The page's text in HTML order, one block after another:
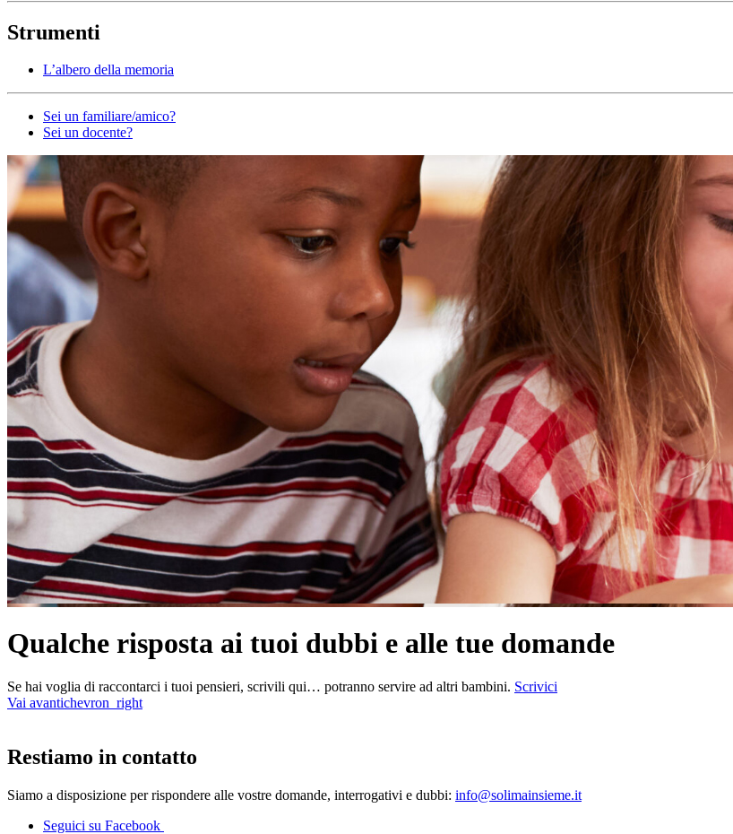
Strumenti
L’albero della memoria
AltroSei un familiare/amico?
Sei un docente?
Qualche risposta ai tuoi dubbi e alle tue domande
Se hai voglia di raccontarci i tuoi pensieri, scrivili qui… potranno servire ad altri bambini. Scrivici
Vai avantichevron_right
Restiamo in contatto
Siamo a disposizione per rispondere alle vostre domande, interrogativi e dubbi: info@solimainsieme.it
Seguici su Facebook